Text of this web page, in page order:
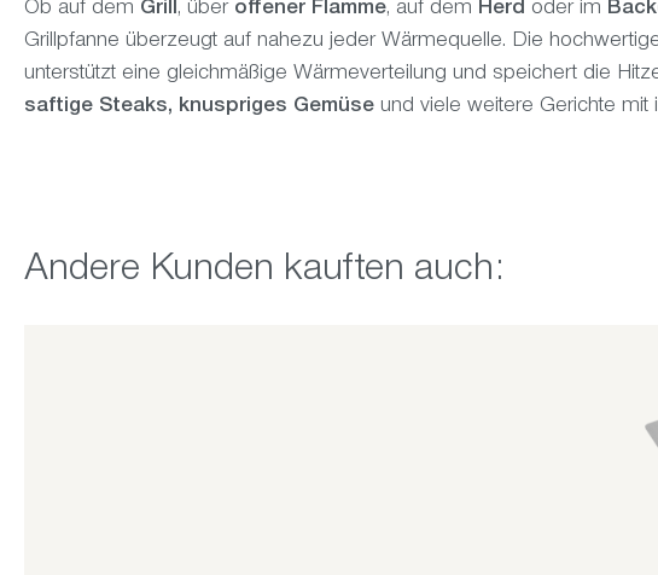
Ob auf dem Grill, über offener Flamme, auf dem Herd oder im
Grillpfanne überzeugt auf nahezu jeder Wärmequelle. Die
unterstützt eine gleichmäßige Wärmeverteilung und speichert die
saftige Steaks, knuspriges Gemüse und viele weitere Gerichte mit
Produktgalerie überspringen
Andere Kunden kauften auch: